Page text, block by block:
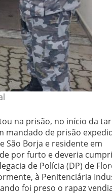
na prisão, no início da
mandado de prisão
São Borja e residente em
por furto e deveria
de Polícia (DP) de
à Penitenciária
foi preso o rapaz